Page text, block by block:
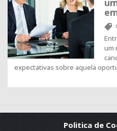
um
expectativas sobre aquela
Politica de